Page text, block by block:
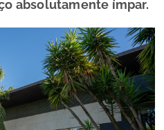
absolutamente ímpar.